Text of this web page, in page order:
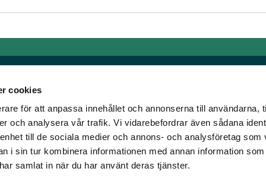
cookies
för att anpassa innehållet och annonserna till användarna,
och analysera vår trafik. Vi vidarebefordrar även sådana
till de sociala medier och annons- och analysföretag som
i sin tur kombinera informationen med annan information
samlat in när du har använt deras tjänster.
älskar trav!
vi skapat en
Länkar
Allmänna auktionsvillkor
Mobilvy